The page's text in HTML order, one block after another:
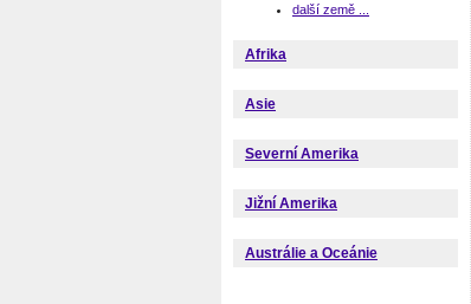
další země ...
Afrika
Asie
Severní Amerika
Jižní Amerika
Austrálie a Oceánie